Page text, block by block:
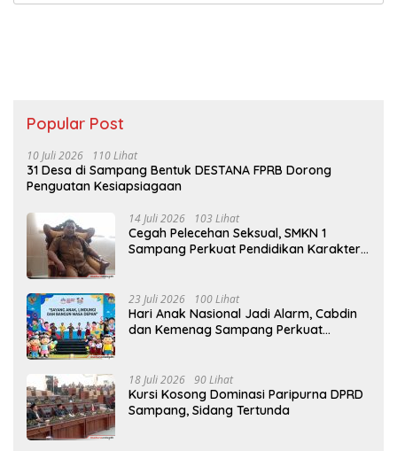
Popular Post
10 Juli 2026 110 Lihat
31 Desa di Sampang Bentuk DESTANA FPRB Dorong
Penguatan Kesiapsiagaan
14 Juli 2026 103 Lihat
Cegah Pelecehan Seksual, SMKN 1
Sampang Perkuat Pendidikan Karakter
23 Juli 2026 100 Lihat
Hari Anak Nasional Jadi Alarm, Cabdin
dan Kemenag Sampang Perkuat
18 Juli 2026 90 Lihat
Kursi Kosong Dominasi Paripurna DPRD
Sampang, Sidang Tertunda